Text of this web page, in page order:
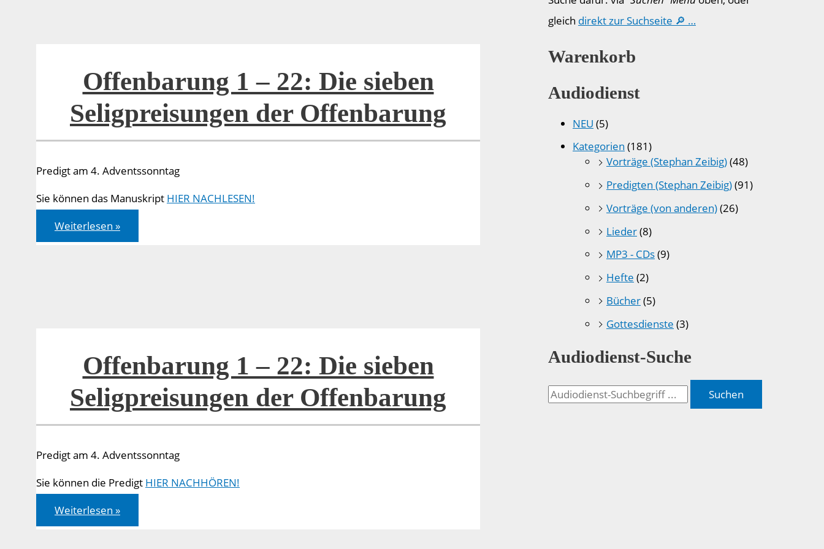
Offenbarung 1 – 22: Die sieben
Seligpreisungen der Offenbarung
Predigt am 4. Adventssonntag
Sie können das Manuskript HIER NACHLESEN!
Offenbarung
1
–
Weiterlesen »
Offenbarung 1 – 22: Die sieben
Seligpreisungen der Offenbarung
Predigt am 4. Adventssonntag
Sie können die Predigt HIER NACHHÖREN!
Offenbarung
1
–
Weiterlesen »
gleich direkt zur Suchseite 🔎 …
Warenkorb
Audiodienst
NEU (5)
Kategorien (181)
Vorträge (Stephan Zeibig)(48)
Predigten (Stephan Zeibig)(91)
Vorträge (von anderen)(26)
Lieder(8)
MP3 - CDs(9)
Hefte (2)
Bücher(5)
Gottesdienste (3)
Audiodienst-Suche
Suchen